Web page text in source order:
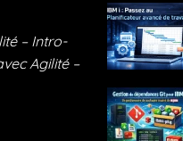
– Intro­
Agi­li­té –